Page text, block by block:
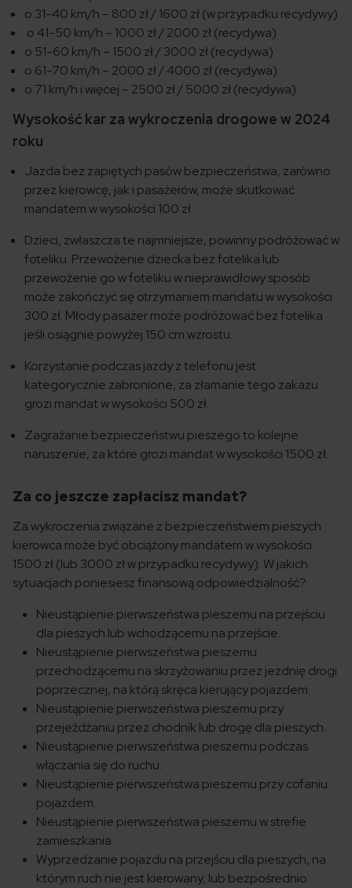
o 31-40 km/h – 800 zł / 1600 zł (w przypadku recydywy)
o 41-50 km/h – 1000 zł / 2000 zł (recydywa)
o 51-60 km/h – 1500 zł / 3000 zł (recydywa)
o 61-70 km/h – 2000 zł / 4000 zł (recydywa)
o 71 km/h i więcej – 2500 zł / 5000 zł (recydywa).
Wysokość kar za wykroczenia drogowe w 2024
roku
Jazda bez zapiętych pasów bezpieczeństwa, zarówno
przez kierowcę, jak i pasażerów, może skutkować
mandatem w wysokości 100 zł.
Dzieci, zwłaszcza te najmniejsze, powinny podróżować w
foteliku. Przewożenie dziecka bez fotelika lub
przewożenie go w foteliku w nieprawidłowy sposób
może zakończyć się otrzymaniem mandatu w wysokości
300 zł. Młody pasażer może podróżować bez fotelika
jeśli osiągnie powyżej 150 cm wzrostu.
Korzystanie podczas jazdy z telefonu jest
kategorycznie zabronione, za złamanie tego zakazu
grozi mandat w wysokości 500 zł.
Zagrażanie bezpieczeństwu pieszego to kolejne
naruszenie, za które grozi mandat w wysokości 1500 zł.
Za co jeszcze zapłacisz mandat?
Za wykroczenia związane z bezpieczeństwem pieszych
kierowca może być obciążony mandatem w wysokości
1500 zł (lub 3000 zł w przypadku recydywy). W jakich
sytuacjach poniesiesz finansową odpowiedzialność?
Nieustąpienie pierwszeństwa pieszemu na przejściu
dla pieszych lub wchodzącemu na przejście.
Nieustąpienie pierwszeństwa pieszemu
przechodzącemu na skrzyżowaniu przez jezdnię drogi
poprzecznej, na którą skręca kierujący pojazdem.
Nieustąpienie pierwszeństwa pieszemu przy
przejeżdżaniu przez chodnik lub drogę dla pieszych.
Nieustąpienie pierwszeństwa pieszemu podczas
włączania się do ruchu.
Nieustąpienie pierwszeństwa pieszemu przy cofaniu
pojazdem.
Nieustąpienie pierwszeństwa pieszemu w strefie
zamieszkania.
Wyprzedzanie pojazdu na przejściu dla pieszych, na
którym ruch nie jest kierowany, lub bezpośrednio